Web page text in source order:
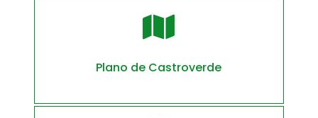

Plano de Castroverde